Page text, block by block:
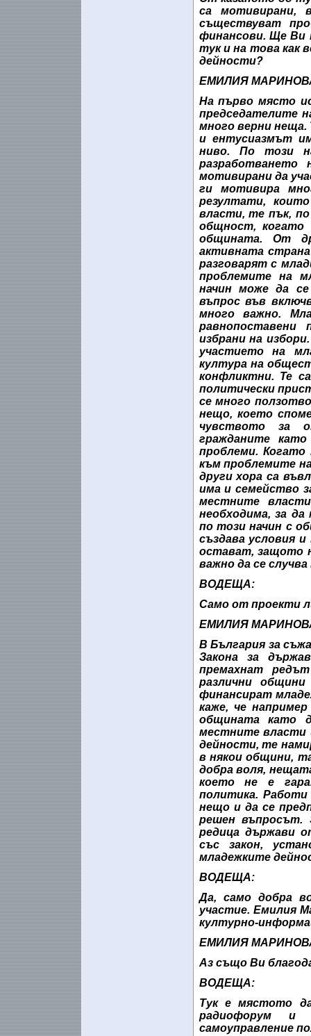
са мотивирани,
съществуват
финансови. Ще Ви
тук и на това как
дейности?
ЕМИЛИЯ
На първо място
председателите
много верни неща.
и ентусиазмът
ниво. По този
мотивирани да
ги мотивира
резултати,
власти, те пък,
общност, когато
общината. От
активната
разговарят с
проблемите на
начин може да
въпрос във
много важно.
избрани на
участието на
култура на
конфликтни. Те
политически
се много
нещо, което
чувството за
гражданите
проблеми.
към проблемите
други хора са
има и семейство
местните
необходима, за
по този начин с
създава условия
остават, защото
важно да се
ВОДЕЩА:
Само от проекти
ЕМИЛИЯ
В България за
Закона за
премахнат
различни
финансират
каже, че
общината като
местните власти
дейности, те
в някои общини,
добра воля,
което не е
политика. Работи
нещо и да се
решен въпросът.
редица държави
със закон,
младежките
ВОДЕЩА:
Да, само добра
участие. Емилия
културно-
ЕМИЛИЯ
Аз също Ви
ВОДЕЩА:
Тук е мястото
радиофорум и
самоуправление